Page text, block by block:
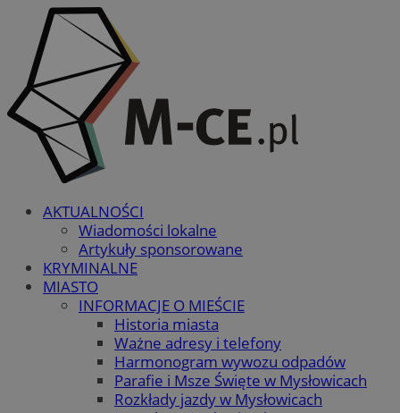
AKTUALNOŚCI
Wiadomości lokalne
Artykuły sponsorowane
KRYMINALNE
MIASTO
INFORMACJE O MIEŚCIE
Historia miasta
Ważne adresy i telefony
Harmonogram wywozu odpadów
Parafie i Msze Święte w Mysłowicach
Rozkłady jazdy w Mysłowicach